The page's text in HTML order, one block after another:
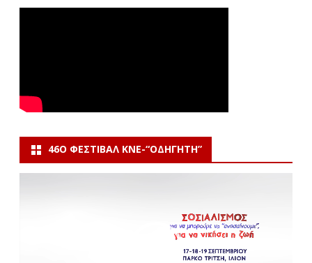
46Ο ΦΕΣΤΙΒΆΛ ΚΝΕ-“ΟΔΗΓΗΤΗ”
Πρόγραμμα